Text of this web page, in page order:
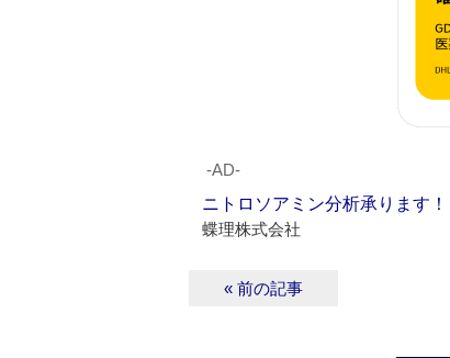
‐AD‐
ニトロソアミン分析承ります
蝶理株式会社
« 前の記事